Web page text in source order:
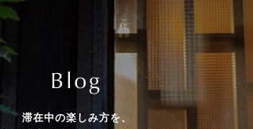
滞在中の楽しみ方を、